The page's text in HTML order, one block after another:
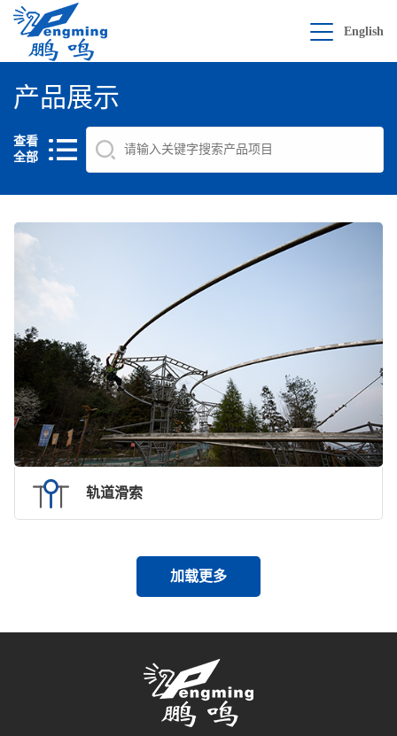
English
产品展示
查看
全部
轨道滑索
加载更多